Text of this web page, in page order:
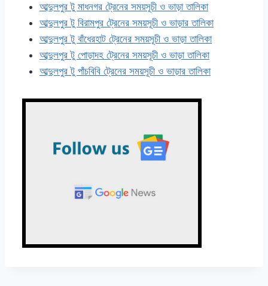
আব্দুলপুর টু মাধনগর ট্রেনের সময়সূচী ও ভাড়া তালিকা
আব্দুলপুর টু বিরামপুর ট্রেনের সময়সূচী ও ভাড়ার তালিকা
আব্দুলপুর টু বাঁধেরহাট ট্রেনের সময়সূচী ও ভাড়া তালিকা
আব্দুলপুর টু পোড়াদহ ট্রেনের সময়সূচী ও ভাড়া তালিকা
আব্দুলপুর টু পাঁচবিবি ট্রেনের সময়সূচী ও ভাড়ার তালিকা